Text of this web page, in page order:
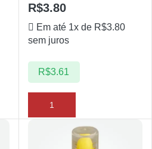
R$3.80
Em até 1x de R$3.80
sem juros
R$3.61